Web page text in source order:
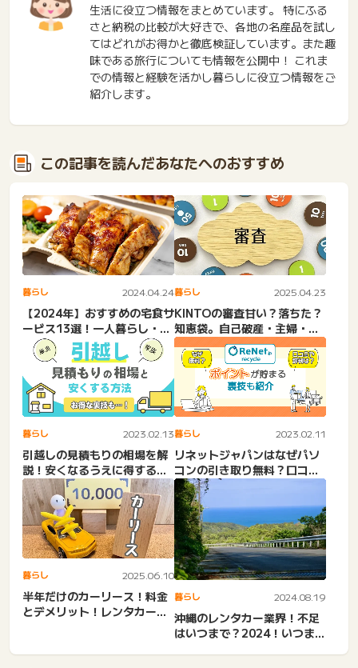
生活に役立つ情報をまとめています。 特にふる
さと納税の比較が大好きで、各地の名産品を試し
てはどれがお得かと徹底検証しています。また趣
味である旅行についても情報を公開中！ これま
での情報と経験を活かし暮らしに役立つ情報をご
紹介します。
この記事を読んだあなたへのおすすめ
暮らし 2024.04.24
【2024年】おすすめの宅食サ
ービス13選！一人暮らし・高
齢者・ダイエットなど...
暮らし 2025.04.23
KINTOの審査甘い？落ちた？
知恵袋。自己破産・主婦・学
生・無職仮審査・トヨタ...
暮らし 2023.02.13
引越しの見積もりの相場を解
説！安くなるうえに得する方
法とは
暮らし 2023.02.11
リネットジャパンはなぜパソ
コンの引き取り無料？口コミ
や裏技も紹介
暮らし 2025.06.10
半年だけのカーリース！料金
とデメリット！レンタカーと
暮らし 2024.08.19
沖縄のレンタカー業界！不足
はいつまで？2024！いつま